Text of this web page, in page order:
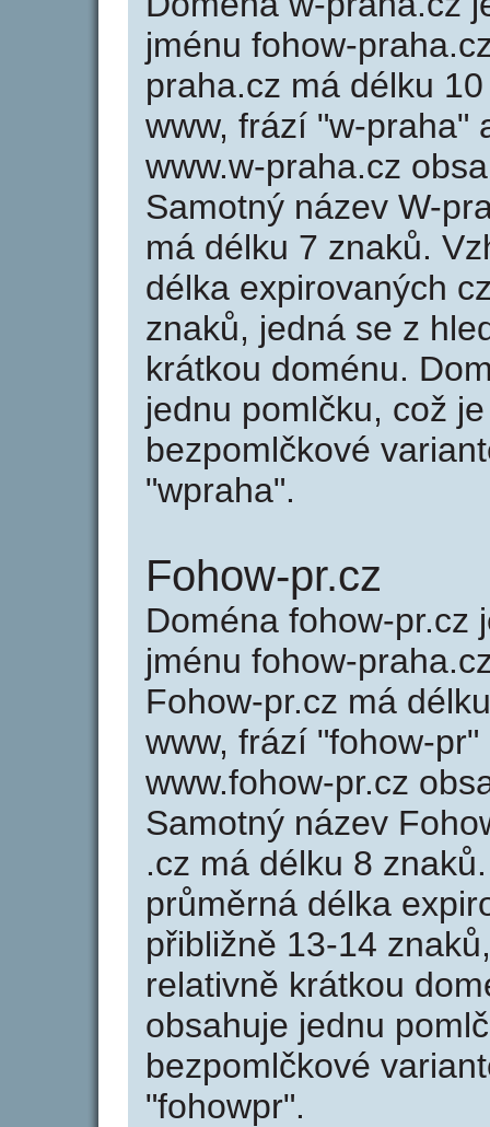
jménu fohow-
praha.cz má délku
www, frází "w-praha"
www.w-praha.cz
Samotný název W-
má délku 7 znaků.
délka expirovaných
znaků, jedná se z
krátkou doménu.
jednu pomlčku, což
bezpomlčkové
"wpraha".
Fohow-pr.cz
Doména fohow-pr.cz
jménu fohow-
Fohow-pr.cz má
www, frází "fohow-
www.fohow-pr.cz
Samotný název
.cz má délku 8
průměrná délka
přibližně 13-14
relativně krátkou
obsahuje jednu
bezpomlčkové
"fohowpr".